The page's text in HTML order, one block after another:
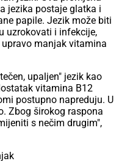
jezika postaje glatka i
papile. Jezik može biti
uzrokovati i infekcije,
upravo manjak vitamina
upaljen" jezik kao
vitamina B12
postupno napreduju. U
Zbog širokog raspona
s nečim drugim",